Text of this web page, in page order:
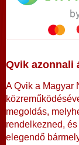
Qvik azonnali
A Qvik a Magyar
megoldás,
rendelkezned,
elegendő